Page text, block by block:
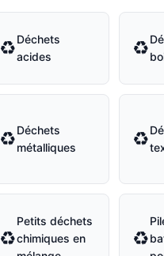
♻Déchets
acides
♻
♻Déchets
métalliques
♻
♻
Petits déchets
chimiques en
♻